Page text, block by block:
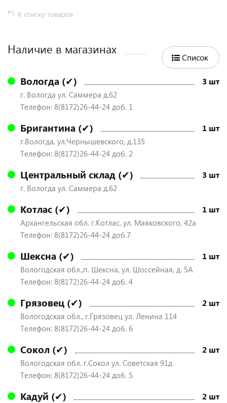
К списку товаров
Наличие в магазинах
Список
Вологда (✔) 3 шт
г. Вологда ул. Саммера д.62
Телефон: 8(8172)26-44-24 доб. 1
Бригантина (✔) 1 шт
г.Вологда, ул.Чернышевского, д.135
Телефон: 8(8172)26-44-24 доб. 2
Центральный склад (✔) 3 шт
г. Вологда ул. Саммера д.62
Котлас (✔) 1 шт
Архангельская обл. г.Котлас, ул. Маяковского, 42а
Телефон: 8(8172)26-44-24 доб.7
Шексна (✔) 1 шт
Вологодская обл.,п. Шексна, ул. Шоссейная, д. 5А
Телефон: 8(8172)26-44-24 доб. 4
Грязовец (✔) 2 шт
Вологодская обл., г.Грязовец ул. Ленина 114
Телефон: 8(8172)26-44-24 доб. 6
Сокол (✔) 2 шт
Вологодская обл. г.Сокол ул. Советская 91д
Телефон: 8(8172)26-44-24 доб. 5
Кадуй (✔) 2 шт